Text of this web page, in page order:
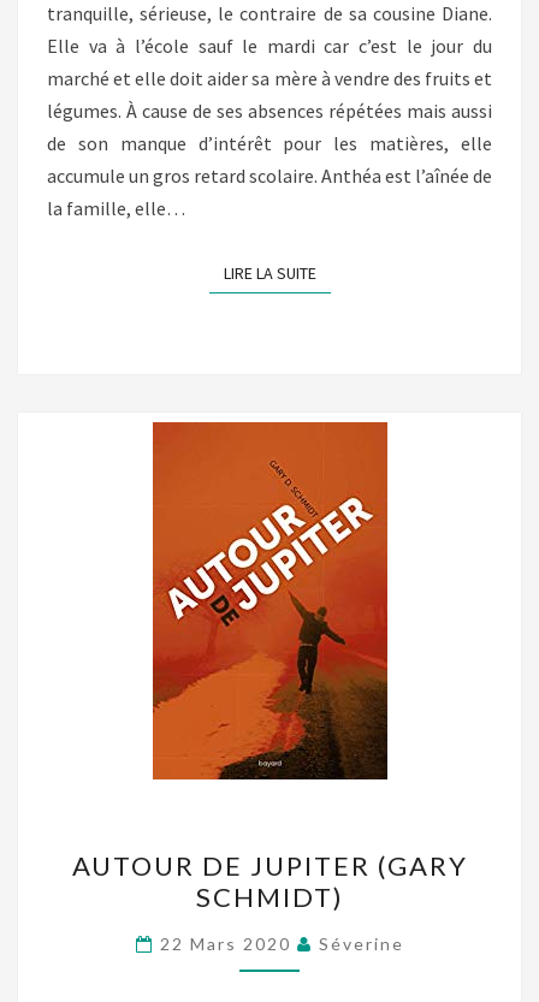
tranquille, sérieuse, le contraire de sa cousine Diane.
Elle va à l’école sauf le mardi car c’est le jour du
marché et elle doit aider sa mère à vendre des fruits et
légumes. À cause de ses absences répétées mais aussi
de son manque d’intérêt pour les matières, elle
accumule un gros retard scolaire. Anthéa est l’aînée de
la famille, elle…
LIRE LA SUITELIRE LA SUITE
DE
JUPITER
(GARY
SCHMIDT)
AUTOUR DE JUPITER (GARY
SCHMIDT)
22 Mars 2020 Séverine